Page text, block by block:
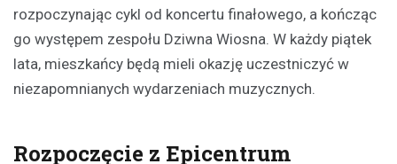
rozpoczynając cykl od koncertu finałowego, a kończąc
go występem zespołu Dziwna Wiosna. W każdy piątek
lata, mieszkańcy będą mieli okazję uczestniczyć w
niezapomnianych wydarzeniach muzycznych.
Rozpoczęcie z Epicentrum